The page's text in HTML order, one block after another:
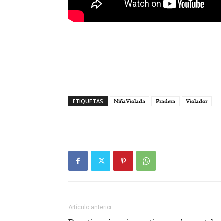
ETIQUETAS NiñaViolada Pradera Violador
Artículo anterior